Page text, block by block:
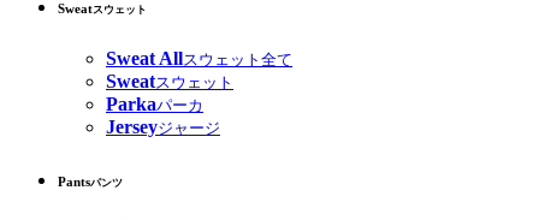
Sweatスウェット
Sweat Allスウェット全て
Sweatスウェット
Parkaパーカ
Jerseyジャージ
Pantsパンツ